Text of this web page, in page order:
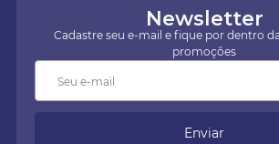
Newsletter
Cadastre seu e-mail e fique por dentro
promoções
Enviar